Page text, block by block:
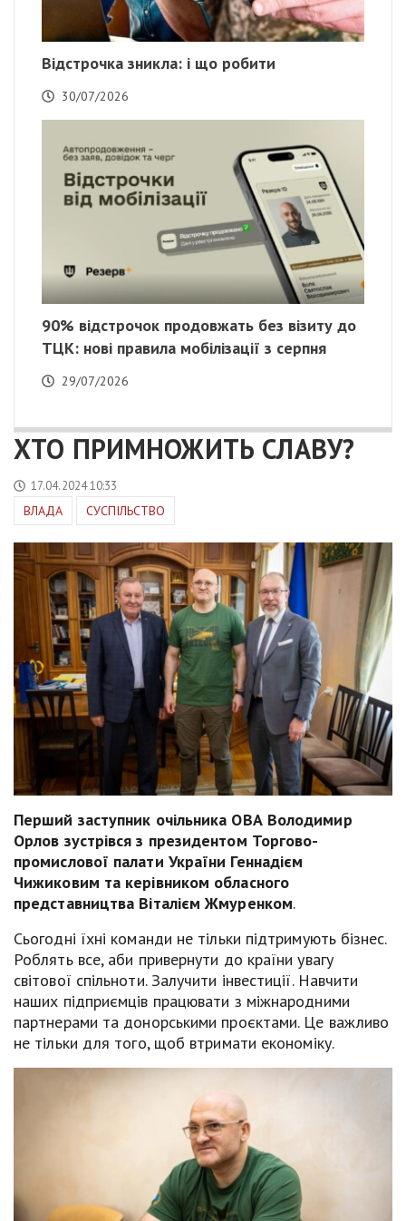
Відстрочка зникла: і що робити
30/07/2026
90% відстрочок продовжать без візиту до
ТЦК: нові правила мобілізації з серпня
29/07/2026
ХТО ПРИМНОЖИТЬ СЛАВУ?
17.04.2024 10:33
ВЛАДА СУСПІЛЬСТВО
Перший заступник очільника ОВА Володимир
Орлов зустрівся з президентом Торгово-
промислової палати України Геннадієм
Чижиковим та керівником обласного
представництва Віталієм Жмуренком.
Сьогодні їхні команди не тільки підтримують бізнес.
Роблять все, аби привернути до країни увагу
світової спільноти. Залучити інвестиції. Навчити
наших підприємців працювати з міжнародними
партнерами та донорськими проєктами. Це важливо
не тільки для того, щоб втримати економіку.